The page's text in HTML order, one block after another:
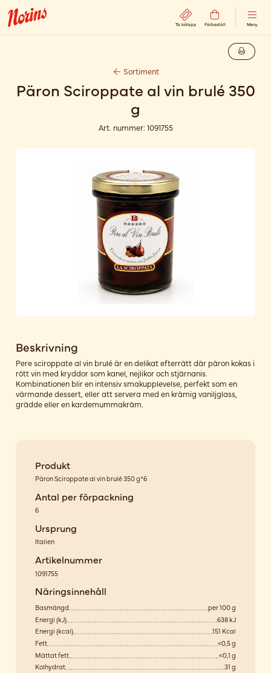
Ta kölapp Förbeställ Meny
Sortiment
Päron Sciroppate al vin brulé 350
g
Art. nummer: 1091755
Beskrivning
Pere sciroppate al vin brulé är en delikat efterrätt där päron kokas i
rött vin med kryddor som kanel, nejlikor och stjärnanis.
Kombinationen blir en intensiv smakupplevelse, perfekt som en
värmande dessert, eller att servera med en krämig vaniljglass,
grädde eller en kardemummakräm.
Produkt
Päron Sciroppate al vin brulé 350 g*6
Antal per förpackning
6
Ursprung
Italien
Artikelnummer
1091755
Näringsinnehåll
Basmängd
per 100 g
Energi (kJ)
638 kJ
Energi (kcal)
151 Kcal
Fett
<0,5 g
Mättat fett
<0,1 g
Kolhydrat
31 g